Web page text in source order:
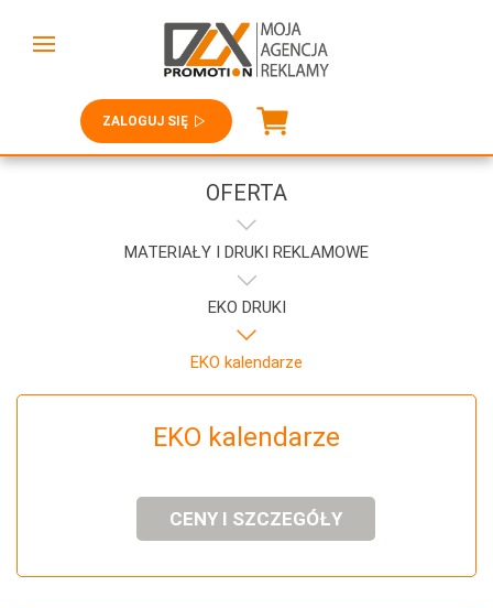
ZALOGUJ SIĘ
OFERTA
MATERIAŁY I DRUKI REKLAMOWE
EKO DRUKI
EKO kalendarze
EKO kalendarze
CENY I SZCZEGÓŁY